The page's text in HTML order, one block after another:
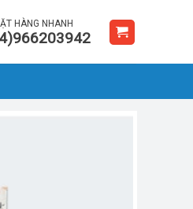
HÀNG NHANH